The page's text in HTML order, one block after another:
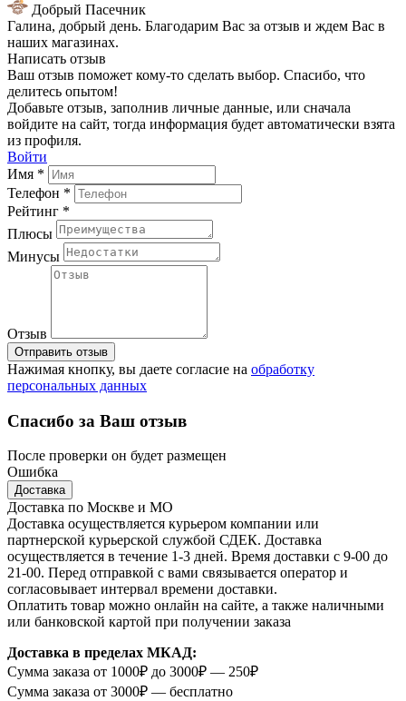
Добрый Пасечник
Галина, добрый день. Благодарим Вас за отзыв и ждем Вас в
наших магазинах.
Написать отзыв
Ваш отзыв поможет кому-то сделать выбор. Спасибо, что
делитесь опытом!
Добавьте отзыв, заполнив личные данные, или сначала
войдите на сайт, тогда информация будет автоматически взята
из профиля.
Войти
Имя *
Телефон *
Рейтинг *
Плюсы
Минусы
Отзыв
Отправить отзыв
Нажимая кнопку, вы даете согласие на обработку
персональных данных
Спасибо за Ваш отзыв
После проверки он будет размещен
Ошибка
Доставка
Доставка по Москве и МО
Доставка осуществляется курьером компании или
партнерской курьерской службой СДЕК. Доставка
осуществляется в течение 1-3 дней. Время доставки с 9-00 до
21-00. Перед отправкой с вами связывается оператор и
согласовывает интервал времени доставки.
Оплатить товар можно онлайн на сайте, а также наличными
или банковской картой при получении заказа
Доставка в пределах МКАД:
Сумма заказа от 1000₽ до 3000₽ — 250₽
Сумма заказа от 3000₽ — бесплатно